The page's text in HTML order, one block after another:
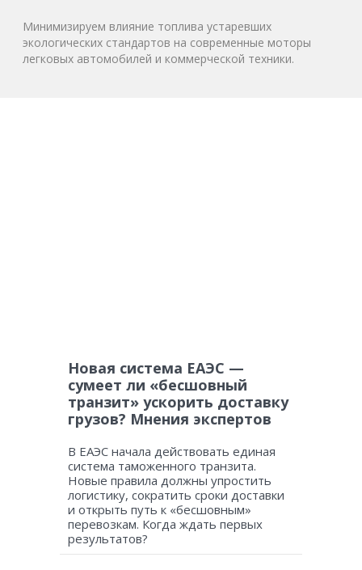
Минимизируем влияние топлива устаревших
экологических стандартов на современные моторы
легковых автомобилей и коммерческой техники.
Новая система ЕАЭС —
сумеет ли «бесшовный
транзит» ускорить доставку
грузов? Мнения экспертов
В ЕАЭС начала действовать единая
система таможенного транзита.
Новые правила должны упростить
логистику, сократить сроки доставки
и открыть путь к «бесшовным»
перевозкам. Когда ждать первых
результатов?